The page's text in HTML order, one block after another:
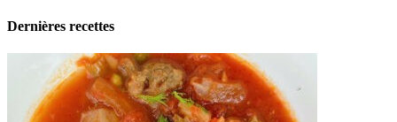
Dernières recettes